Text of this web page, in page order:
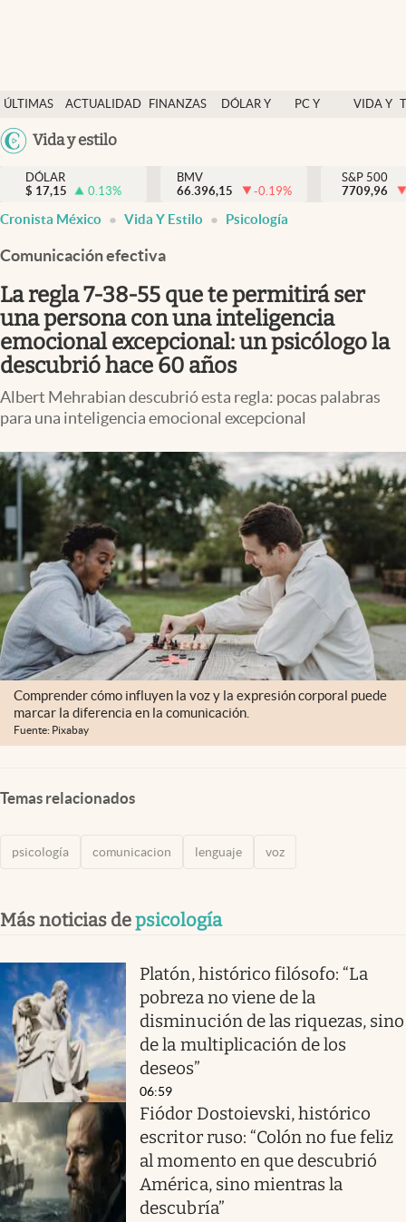
ÚLTIMAS
NOTICIAS
ACTUALIDAD
FINANZAS
DÓLAR Y
PC Y
VIDA Y
México
Vida y estilo
Actualidad
Finanzas y economía
Dólar y mercados
Pc y celular
Vida y estilo
Clima
Espiritualidad
Mediakit
abre en nueva pestaña
México
DÓLAR
$ 17,15 0.13%
BMV
66.396,15
-0.19%
S&P 500
7709,96
Cronista México Vida Y Estilo Psicología
Comunicación efectiva
La regla 7-38-55 que te permitirá ser
una persona con una inteligencia
emocional excepcional: un psicólogo la
descubrió hace 60 años
Albert Mehrabian descubrió esta regla: pocas palabras
para una inteligencia emocional excepcional
Comprender cómo influyen la voz y la expresión corporal puede
marcar la diferencia en la comunicación.
Fuente: Pixabay
Temas relacionados
psicología comunicacion lenguaje voz
Más noticias depsicología
Platón, histórico filósofo: “La
pobreza no viene de la
disminución de las riquezas, sino
de la multiplicación de los
deseos”
06:59
Fiódor Dostoievski, histórico
escritor ruso: “Colón no fue feliz
al momento en que descubrió
América, sino mientras la
descubría”